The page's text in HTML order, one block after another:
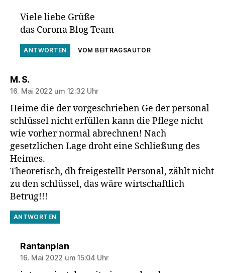
Viele liebe Grüße
das Corona Blog Team
ANTWORTEN VOM BEITRAGSAUTOR
M. S.sagt:
16. Mai 2022 um 12:32 Uhr
Heime die der vorgeschrieben Ge der personal
schlüssel nicht erfüllen kann die Pflege nicht
wie vorher normal abrechnen! Nach
gesetzlichen Lage droht eine Schließung des
Heimes.
Theoretisch, dh freigestellt Personal, zählt nicht
zu den schlüssel, das wäre wirtschaftlich
Betrug!!!
ANTWORTEN
Rantanplansagt:
16. Mai 2022 um 15:04 Uhr